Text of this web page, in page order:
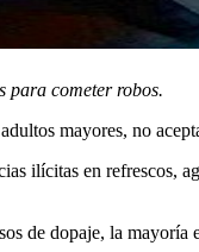
para cometer robos.
mayores, no
ilícitas en refrescos,
de dopaje, la